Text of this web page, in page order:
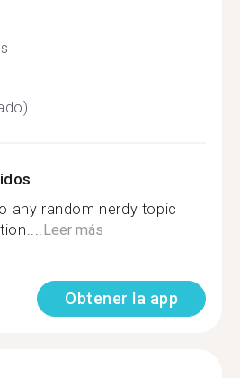
any random nerdy topic
Leer más
Obtener la app